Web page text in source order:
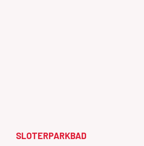
SLOTERPARKBAD